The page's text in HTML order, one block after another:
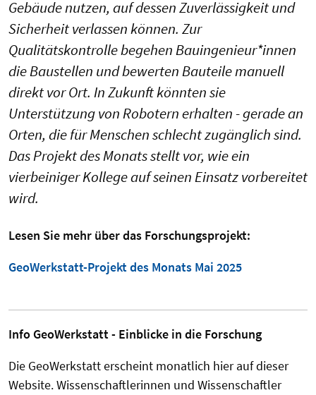
Gebäude nutzen, auf dessen Zuverlässigkeit und
Sicherheit verlassen können. Zur
Qualitätskontrolle begehen Bauingenieur*innen
die Baustellen und bewerten Bauteile manuell
direkt vor Ort. In Zukunft könnten sie
Unterstützung von Robotern erhalten - gerade an
Orten, die für Menschen schlecht zugänglich sind.
Das Projekt des Monats stellt vor, wie ein
vierbeiniger Kollege auf seinen Einsatz vorbereitet
wird.
Lesen Sie mehr über das Forschungsprojekt:
GeoWerkstatt-Projekt des Monats Mai 2025
Info GeoWerkstatt - Einblicke in die Forschung
Die GeoWerkstatt erscheint monatlich hier auf dieser
Website. Wissenschaftlerinnen und Wissenschaftler